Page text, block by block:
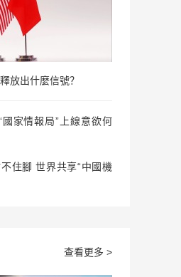
放出什麼信號？
國家情報局”上線意欲何
住腳 世界共享“中國機
查看更多 >